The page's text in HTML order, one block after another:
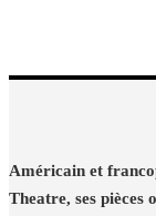
Américain et
Theatre, ses pièces